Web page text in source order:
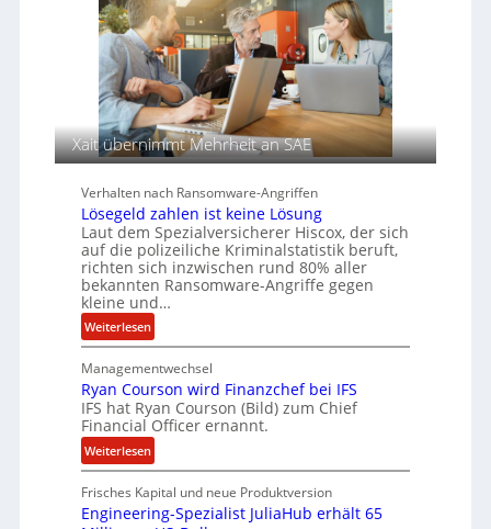
e
r
n
e
n
s
a
u
f
d
e
p
u
r
n
T
e
c
h
A
g
e
y
a
r
b
e
i
t
e
n
z
u
s
a
m
m
Xait übernimmt Mehrheit an SAE
Verhalten nach Ransomware-Angriffen
Lösegeld zahlen ist keine Lösung
Laut dem Spezialversicherer Hiscox, der sich
auf die polizeiliche Kriminalstatistik beruft,
richten sich inzwischen rund 80% aller
bekannten Ransomware-Angriffe gegen
kleine und…
Weiterlesen:
L
ö
s
e
g
e
l
d
z
Managementwechsel
Ryan Courson wird Finanzchef bei IFS
IFS hat Ryan Courson (Bild) zum Chief
Financial Officer ernannt.
Weiterlesen:
R
y
a
Frisches Kapital und neue Produktversion
Engineering-Spezialist JuliaHub erhält 65